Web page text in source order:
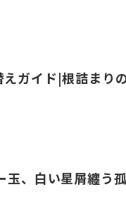
ガイド|根詰まり
玉、白い星屑纏う